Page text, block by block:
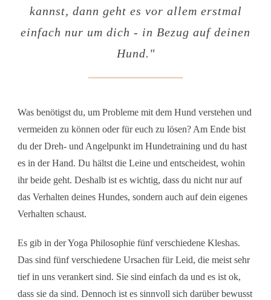
Erforderlichen Service akzeptieren und Inhalte entsperren
kannst, dann geht es vor allem erstmal
einfach nur um dich - in Bezug auf deinen
Hund."
Was benötigst du, um Probleme mit dem Hund verstehen und
vermeiden zu können oder für euch zu lösen? Am Ende bist
du der Dreh- und Angelpunkt im Hundetraining und du hast
es in der Hand. Du hältst die Leine und entscheidest, wohin
ihr beide geht. Deshalb ist es wichtig, dass du nicht nur auf
das Verhalten deines Hundes, sondern auch auf dein eigenes
Verhalten schaust.
Es gib in der Yoga Philosophie fünf verschiedene Kleshas.
Das sind fünf verschiedene Ursachen für Leid, die meist sehr
tief in uns verankert sind. Sie sind einfach da und es ist ok,
dass sie da sind. Dennoch ist es sinnvoll sich darüber bewusst